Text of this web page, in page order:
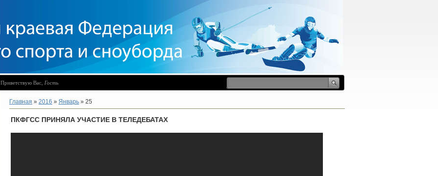
Приветствую Вас Гость
Главная » 2016 » Январь » 25
ПКФГСС ПРИНЯЛА УЧАСТИЕ В ТЕЛЕДЕБАТАХ